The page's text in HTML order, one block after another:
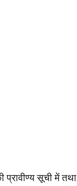
सूची में तथा